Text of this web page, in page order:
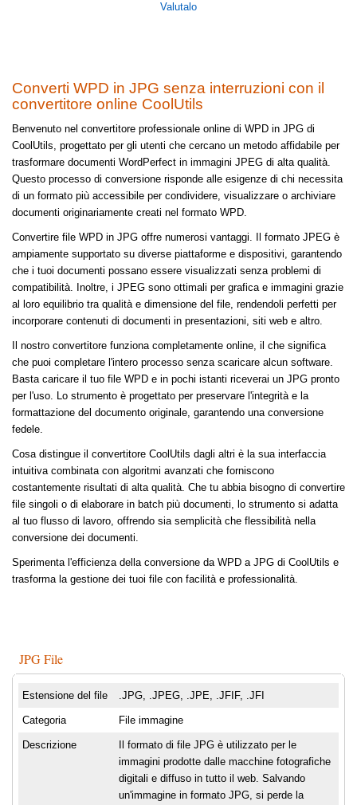
Valutalo
Converti WPD in JPG senza interruzioni con il
convertitore online CoolUtils
Benvenuto nel convertitore professionale online di WPD in JPG di
CoolUtils, progettato per gli utenti che cercano un metodo affidabile per
trasformare documenti WordPerfect in immagini JPEG di alta qualità.
Questo processo di conversione risponde alle esigenze di chi necessita
di un formato più accessibile per condividere, visualizzare o archiviare
documenti originariamente creati nel formato WPD.
Convertire file WPD in JPG offre numerosi vantaggi. Il formato JPEG è
ampiamente supportato su diverse piattaforme e dispositivi, garantendo
che i tuoi documenti possano essere visualizzati senza problemi di
compatibilità. Inoltre, i JPEG sono ottimali per grafica e immagini grazie
al loro equilibrio tra qualità e dimensione del file, rendendoli perfetti per
incorporare contenuti di documenti in presentazioni, siti web e altro.
Il nostro convertitore funziona completamente online, il che significa
che puoi completare l'intero processo senza scaricare alcun software.
Basta caricare il tuo file WPD e in pochi istanti riceverai un JPG pronto
per l'uso. Lo strumento è progettato per preservare l'integrità e la
formattazione del documento originale, garantendo una conversione
fedele.
Cosa distingue il convertitore CoolUtils dagli altri è la sua interfaccia
intuitiva combinata con algoritmi avanzati che forniscono
costantemente risultati di alta qualità. Che tu abbia bisogno di convertire
file singoli o di elaborare in batch più documenti, lo strumento si adatta
al tuo flusso di lavoro, offrendo sia semplicità che flessibilità nella
conversione dei documenti.
Sperimenta l'efficienza della conversione da WPD a JPG di CoolUtils e
trasforma la gestione dei tuoi file con facilità e professionalità.
JPG File
Estensione del file .JPG, .JPEG, .JPE, .JFIF, .JFI
Categoria File immagine
Descrizione
Il formato di file JPG è utilizzato per le
immagini prodotte dalle macchine fotografiche
digitali e diffuso in tutto il web. Salvando
un'immagine in formato JPG, si perde la